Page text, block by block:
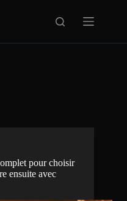
pour choisir
ensuite avec